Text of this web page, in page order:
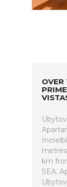
OVER
km
SEA.